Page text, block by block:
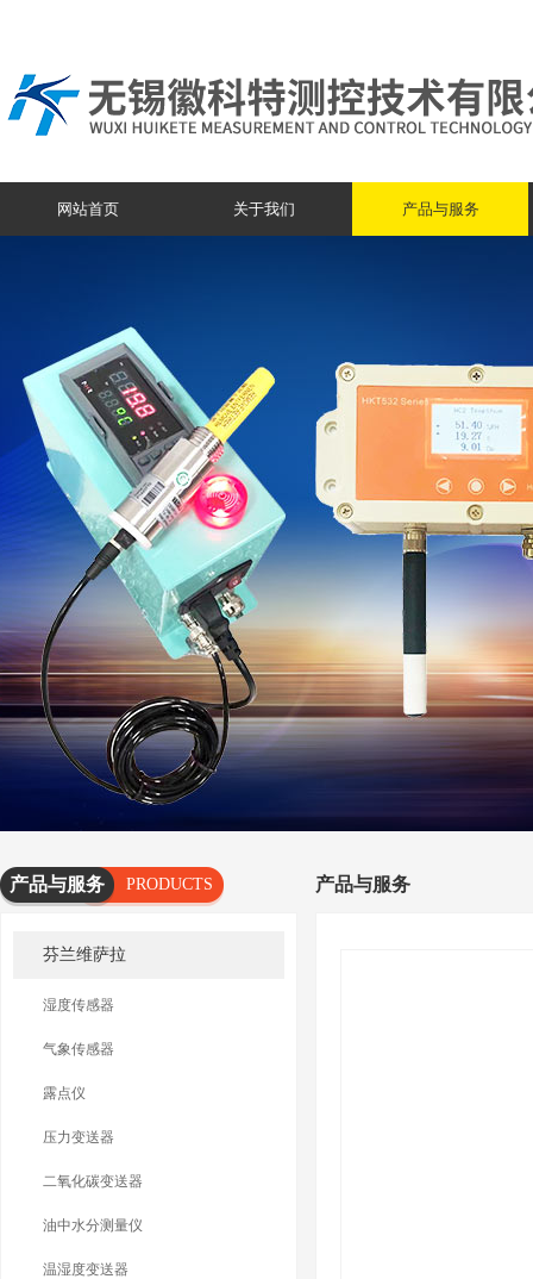
网站首页 关于我们 产品与服务
产品与服务
PRODUCTS
芬兰维萨拉
湿度传感器
气象传感器
露点仪
压力变送器
二氧化碳变送器
油中水分测量仪
温湿度变送器
产品与服务